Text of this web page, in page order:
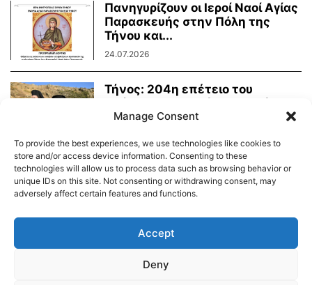
Πανηγυρίζουν οι Ιεροί Ναοί Αγίας
Παρασκευής στην Πόλη της
Τήνου και...
24.07.2026
Τήνος: 204η επέτειο του
24.07.2026
Δημοτικό Λιμενικό Ταμείο Τήνου – Άνδρου
Manage Consent
To provide the best experiences, we use technologies like cookies to
store and/or access device information. Consenting to these
technologies will allow us to process data such as browsing behavior or
unique IDs on this site. Not consenting or withdrawing consent, may
adversely affect certain features and functions.
Accept
Deny